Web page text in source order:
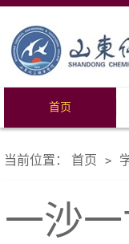
首页
当前位置： 首页 >
一沙